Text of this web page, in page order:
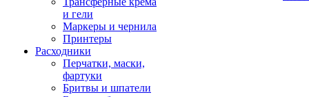
и гели
Маркеры и чернила
Принтеры
Расходники
Перчатки, маски,
фартуки
Бритвы и шпатели